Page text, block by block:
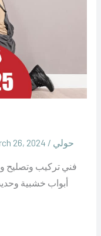
26, 2024 / حولي
أبواب خشبية